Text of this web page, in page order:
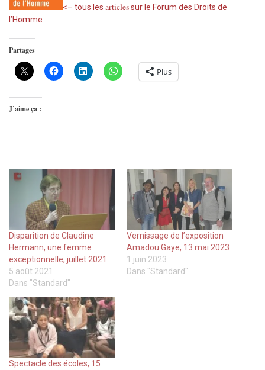
<– tous les articlessur le Forum des Droits de
l’Homme
Partages
Plus
J’aime ça :
Disparition de Claudine
Hermann, une femme
exceptionnelle, juillet 2021
5 août 2021
Dans "Standard"
Vernissage de l’exposition
Amadou Gaye, 13 mai 2023
1 juin 2023
Dans "Standard"
Spectacle des écoles, 15